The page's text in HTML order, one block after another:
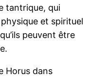
tantrique, qui
et spirituel
peuvent être
Horus dans